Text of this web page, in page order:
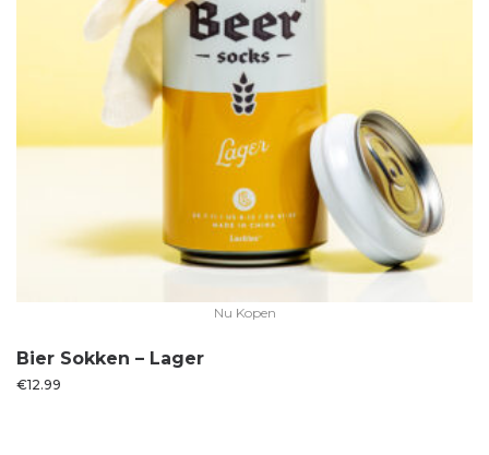
Nu Kopen
Bier Sokken – Lager
€12.99